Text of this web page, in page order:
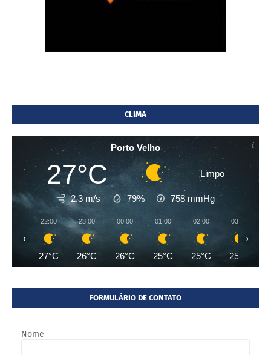
CLIMA
Porto Velho
27°C Limpo
2.3 m/s 79% 758 mmHg
22:00
27°C
23:00
26°C
00:00
26°C
01:00
25°C
02:00
25°C
03:00
25°C
‹ ›
FORMULÁRIO DE CONTATO
Nome